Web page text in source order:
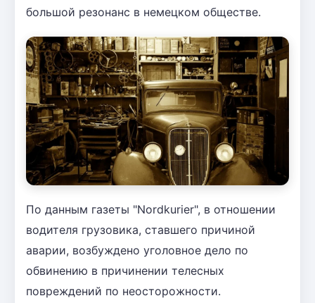
большой резонанс в немецком обществе.
По данным газеты "Nordkurier", в отношении
водителя грузовика, ставшего причиной
аварии, возбуждено уголовное дело по
обвинению в причинении телесных
повреждений по неосторожности.